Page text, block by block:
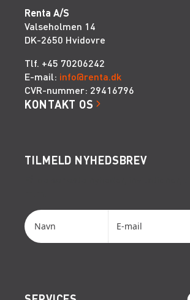
Renta A/S
Valseholmen 14
DK-2650 Hvidovre
Tlf. +45 70206242
E-mail: info@renta.dk
CVR-nummer: 29416796
KONTAKT OS
TILMELD NYHEDSBREV